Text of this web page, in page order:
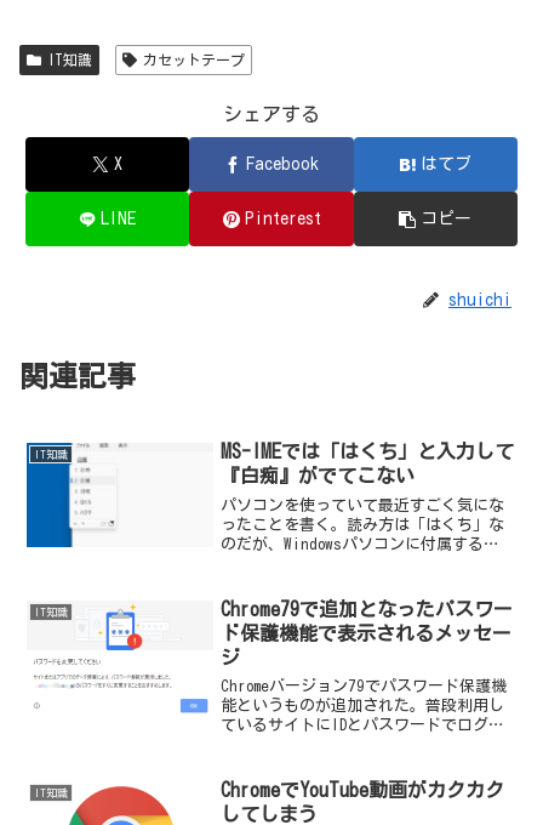
IT知識 カセットテープ
シェアする
X Facebook はてブ
LINE Pinterest コピー
shuichi
関連記事
IT知識
MS-IMEでは「はくち」と入力して
『白痴』がでてこない
パソコンを使っていて最近すごく気にな
ったことを書く。読み方は「はくち」な
のだが、Windowsパソコンに付属する
IT知識
Chrome79で追加となったパスワー
ド保護機能で表示されるメッセー
ジ
Chromeバージョン79でパスワード保護機
能というものが追加された。普段利用し
ているサイトにIDとパスワードでログイ
してくださいサイトまたはアプリでのデ
ータ侵害により...
IT知識
ChromeでYouTube動画がカクカク
してしまう